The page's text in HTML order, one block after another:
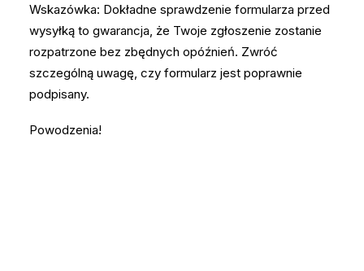
Wskazówka: Dokładne sprawdzenie formularza przed
wysyłką to gwarancja, że Twoje zgłoszenie zostanie
rozpatrzone bez zbędnych opóźnień. Zwróć
szczególną uwagę, czy formularz jest poprawnie
podpisany.
Powodzenia!